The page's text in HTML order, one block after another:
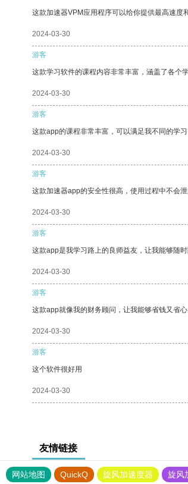
这款加速器VPM应用程序可以给你提供最高速度
2024-03-30
游客
这款学习软件的课程内容非常丰富，涵盖了各个
2024-03-30
游客
这款app的课程非常丰富，可以满足我不同的学
2024-03-30
游客
这款加速器app的安全性很高，使用过程中不会泄
2024-03-30
游客
这款app是我学习路上的良师益友，让我能够随时
2024-03-30
游客
这款app就像我的财务顾问，让我能够省钱又省心
2024-03-30
游客
这个软件很好用
2024-03-30
友情链接
网站地图 QuickQ 旋风加速度器 旋风